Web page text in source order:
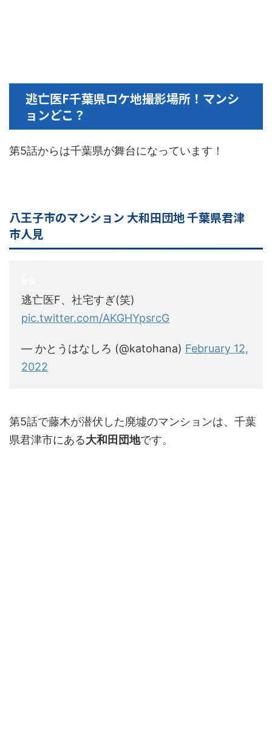
逃亡医F千葉県ロケ地撮影場所！マンシ
ョンどこ？
第5話からは千葉県が舞台になっています！
八王子市のマンション 大和田団地 千葉県君津
市人見
逃亡医F、社宅すぎ(笑)
pic.twitter.com/AKGHYpsrcG
— かとうはなしろ (@katohana) February 12,
2022
第5話で藤木が潜伏した廃墟のマンションは、千葉
県君津市にある大和田団地です。